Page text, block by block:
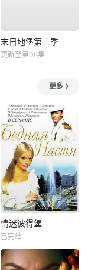
末日地堡第三季
更新至第06集
更多
情迷彼得堡
已完结